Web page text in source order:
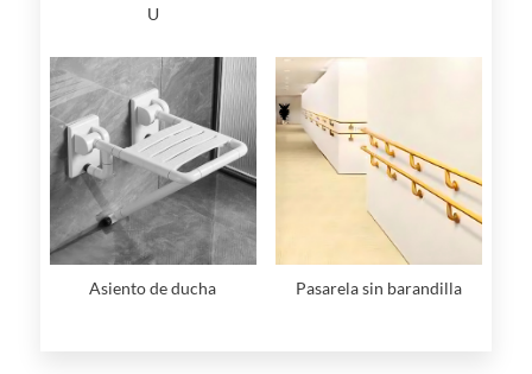
U
Asiento de ducha Pasarela sin barandilla